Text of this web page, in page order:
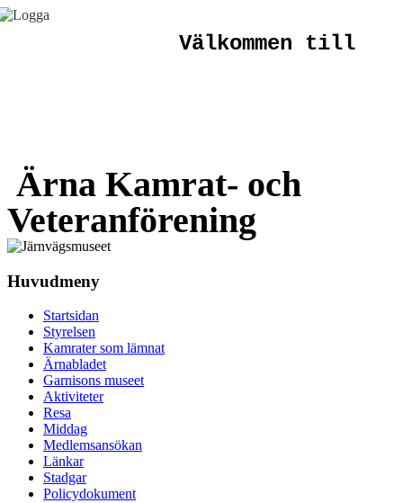
Välkommen till
Ärna Kamrat- och
Veteranförening
Huvudmeny
Startsidan
Styrelsen
Kamrater som lämnat
Ärnabladet
Garnisons museet
Aktiviteter
Resa
Middag
Medlemsansökan
Länkar
Stadgar
Policydokument